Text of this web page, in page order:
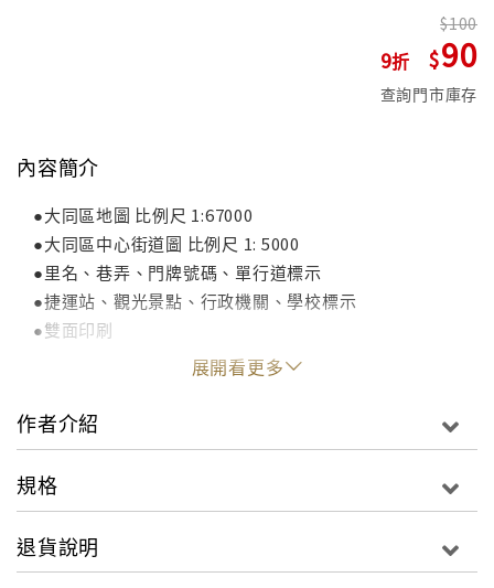
9
100
90
查詢門市庫存
內容簡介
●大同區地圖 比例尺 1:67000
●大同區中心街道圖 比例尺 1: 5000
●里名、巷弄、門牌號碼、單行道標示
●捷運站、觀光景點、行政機關、學校標示
●雙面印刷
展開看更多
作者介紹
規格
退貨說明